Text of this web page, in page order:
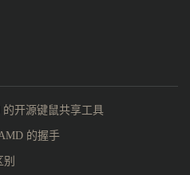
的开源键鼠共享工具
的握手